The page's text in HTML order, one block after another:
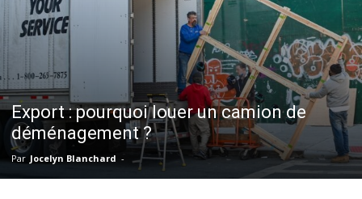
Export : pourquoi louer un camion de
déménagement ?
Par Jocelyn Blanchard -